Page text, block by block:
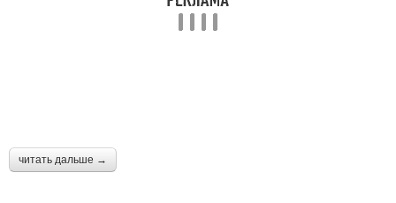
читать дальше →